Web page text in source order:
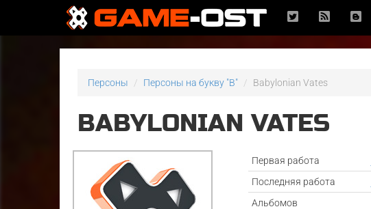
Персоны Персоны на букву "B" Babylonian Vates
BABYLONIAN VATES
Первая работа
Последняя работа
Альбомов